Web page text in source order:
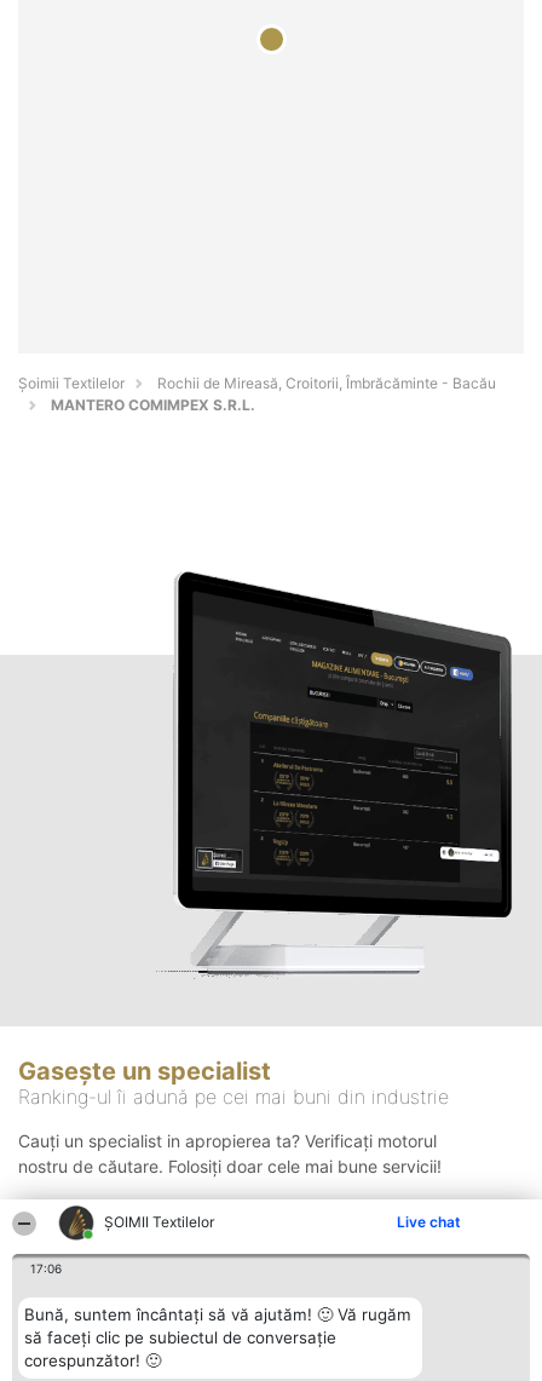
ȘOIMII Textilelor Live chat
17:06
Bună, suntem încântați să vă ajutăm! 🙂 Vă rugăm
să faceți clic pe subiectul de conversație
corespunzător! 🙂
Șoimii Textilelor
Rochii de Mireasă, Croitorii, Îmbrăcăminte - Bacău
MANTERO COMIMPEX S.R.L.
Gasește un specialist
Ranking-ul îi adună pe cei mai buni din industrie
Cauți un specialist in apropierea ta? Verificați motorul
nostru de căutare. Folosiți doar cele mai bune servicii!